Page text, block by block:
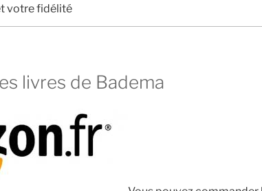
votre fidélité
livres de Badema